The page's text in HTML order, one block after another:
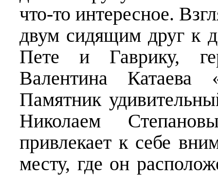
что-то интересное.
двум сидящим друг к
Пете и Гаврику,
Валентина Катаева
Памятник
Николаем
привлекает к себе
месту, где он